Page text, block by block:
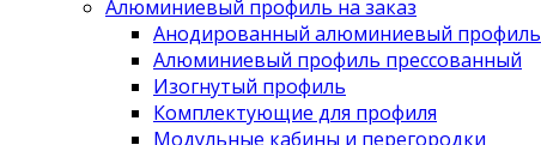
Алюминиевый профиль на заказ
Анодированный алюминиевый профиль
Алюминиевый профиль прессованный
Изогнутый профиль
Комплектующие для профиля
Модульные кабины и перегородки